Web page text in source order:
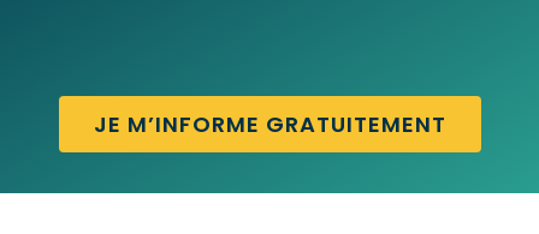
JE M’INFORME GRATUITEMENT